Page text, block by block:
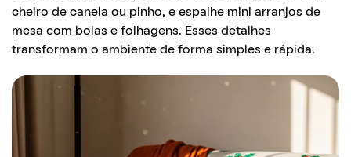
cheiro de canela ou pinho, e espalhe mini arranjos de
mesa com bolas e folhagens. Esses detalhes
transformam o ambiente de forma simples e rápida.